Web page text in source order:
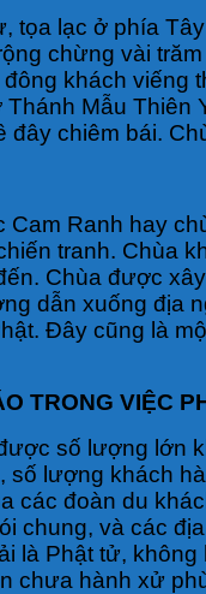
tọa lạc ở phía
chừng vài
khách
Mẫu
chiêm bái.
Ranh hay
tranh. Chùa
Chùa được
dẫn xuống địa
Đây cũng là
TRONG VIỆC
số lượng lớn
số lượng khách
các đoàn du
chung, và các
là Phật tử,
chưa hành xử